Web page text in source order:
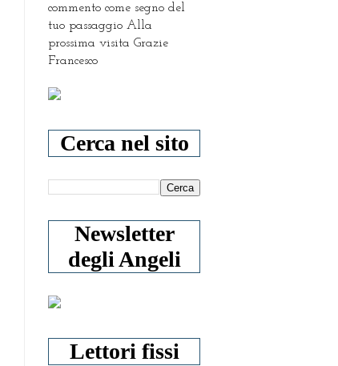
commento come segno del
tuo passaggio Alla
prossima visita Grazie
Francesco
Cerca nel sito
Newsletter
degli Angeli
Lettori fissi